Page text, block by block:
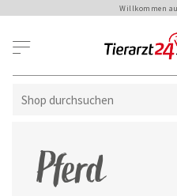
Willkommen
Pferd